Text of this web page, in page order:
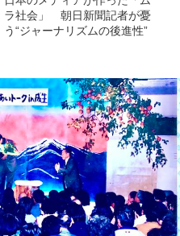
ラ社会」 朝日新聞記者が憂
う“ジャーナリズムの後進性”